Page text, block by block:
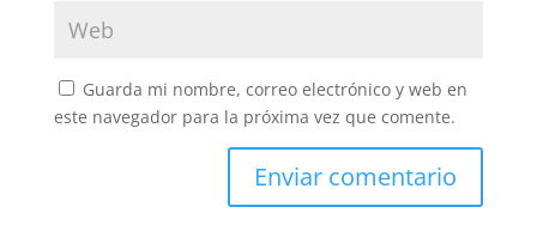
Guarda mi nombre, correo electrónico y web en
este navegador para la próxima vez que comente.